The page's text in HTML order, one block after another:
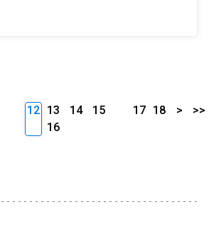
12 13 14
15
16
17 18 > >>